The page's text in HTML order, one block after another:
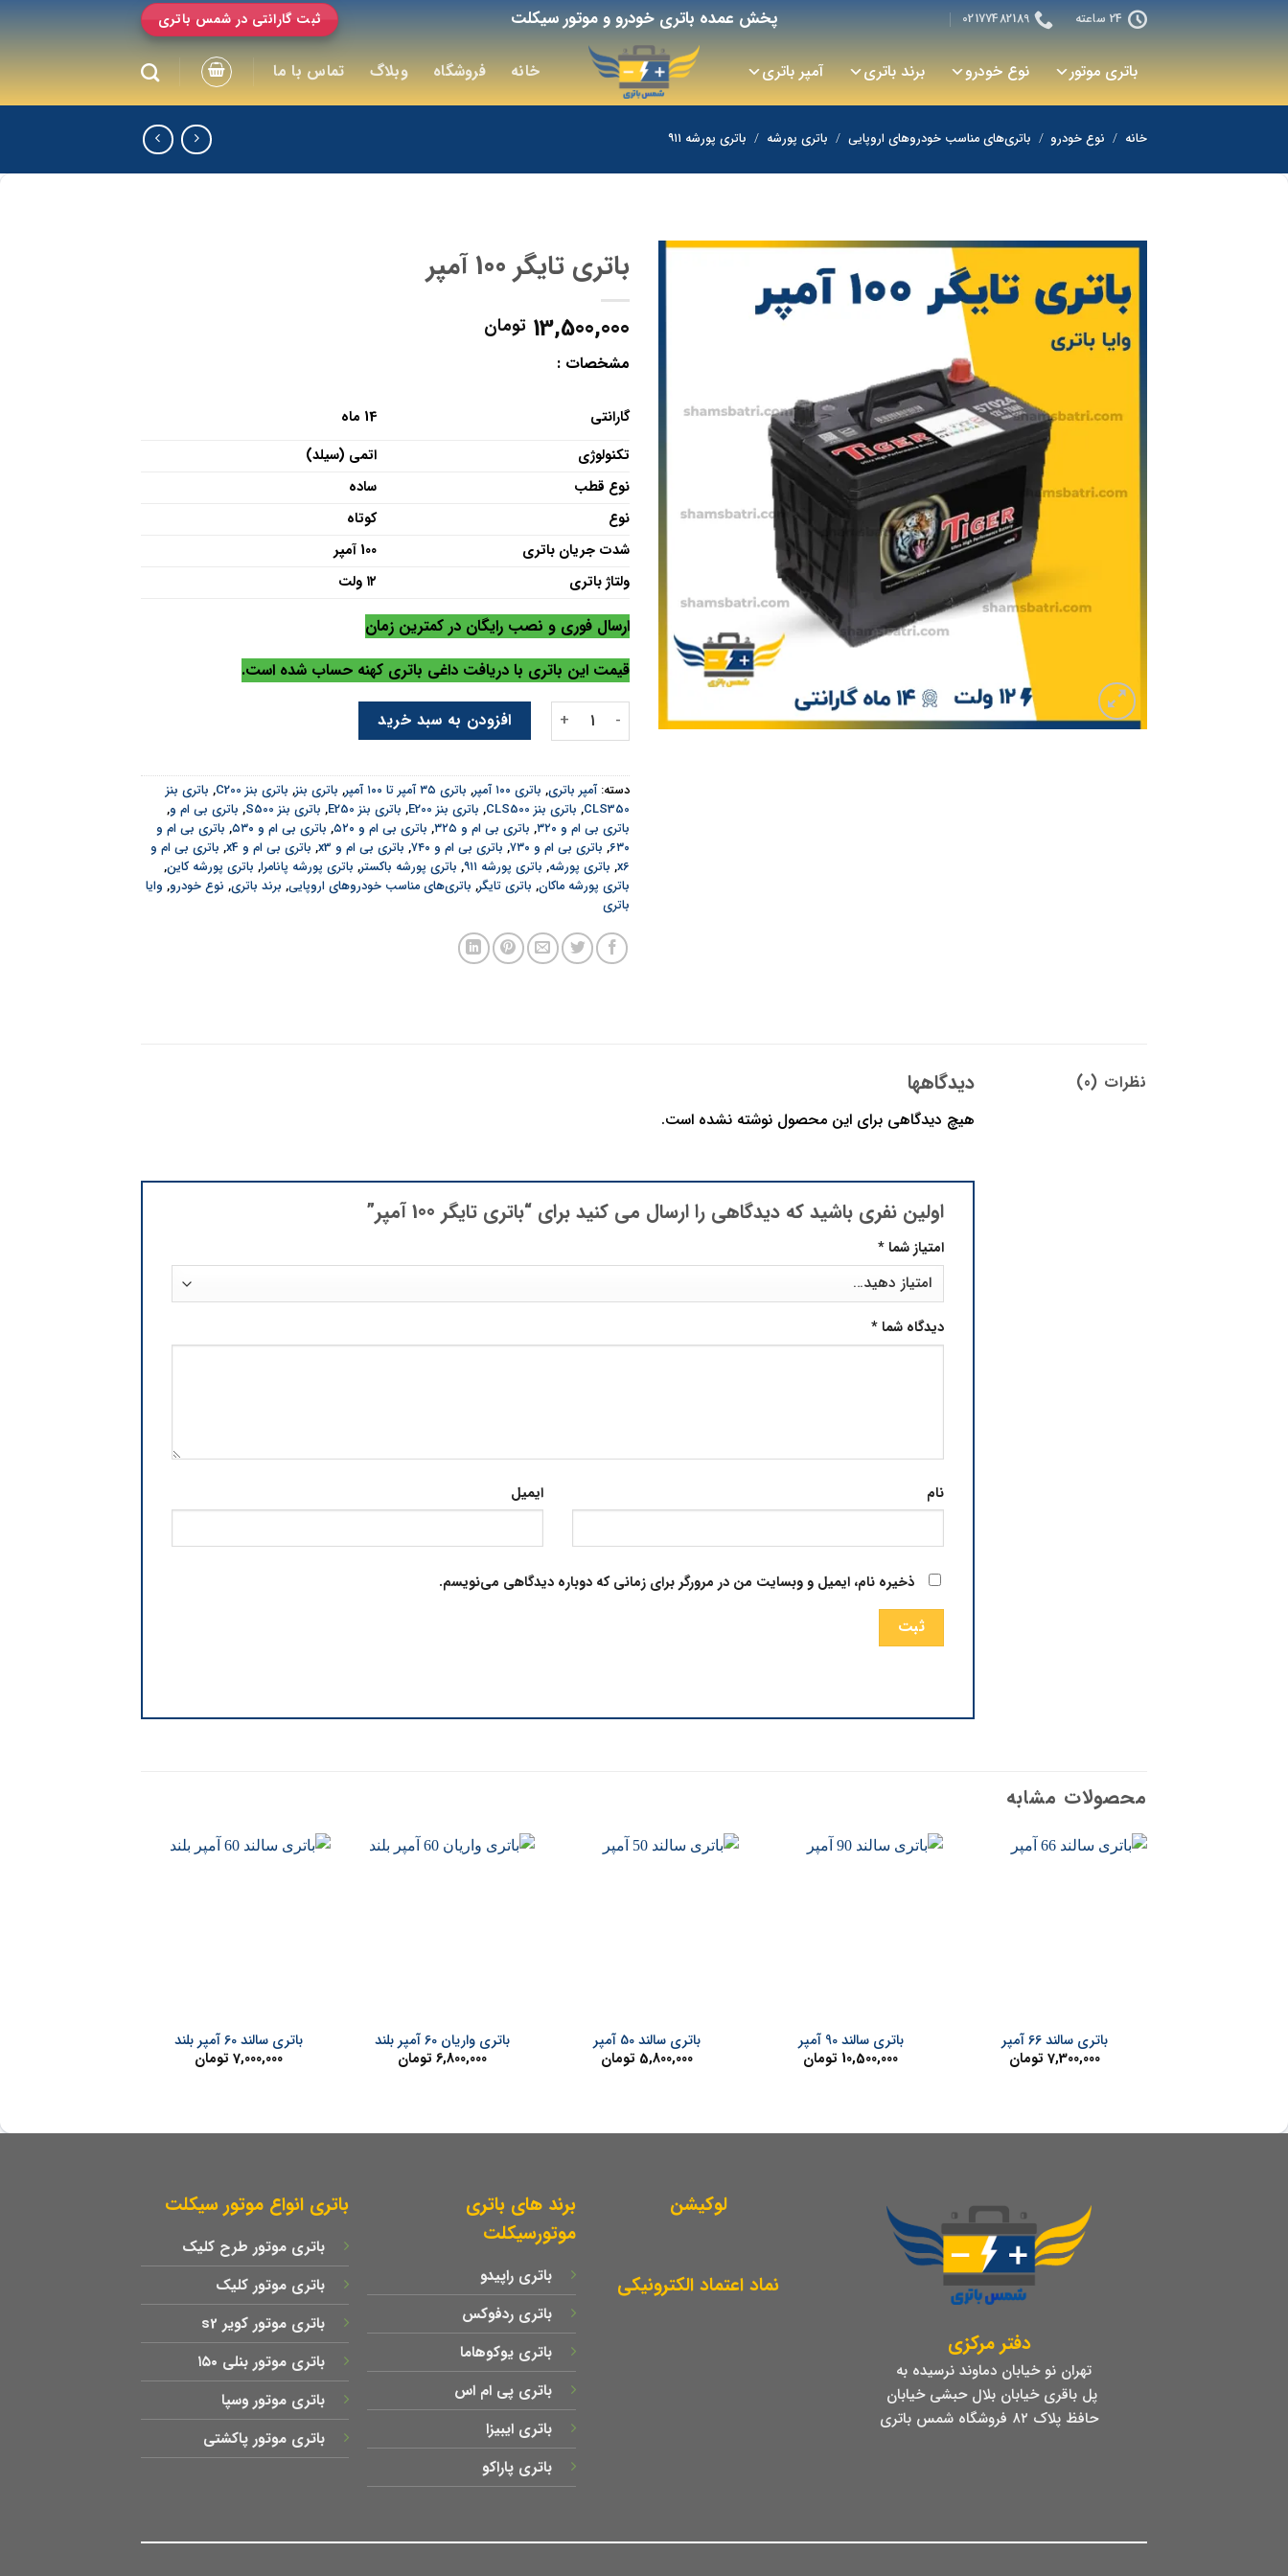
پرش
به
محتوا
24 ساعته 02177482189 پخش عمده باتری خودرو و موتور سیکلت ثبت گارانتی در شمس باتری
باتری موتور نوع خودرو برند باتری آمپر باتری خانه فروشگاه وبلاگ تماس با ما
خانه / نوع خودرو / باتری‌های مناسب خودروهای اروپایی / باتری پورشه / باتری پورشه ۹۱۱
باتری تایگر 100 آمپر
13,500,000 تومان
مشخصات :
گارانتی
14 ماه
تکنولوژی
اتمی (سیلد)
نوع قطب
ساده
نوع
کوتاه
شدت جریان باتری
100 آمپر
ولتاژ باتری
۱۲ ولت
ارسال فوری و نصب رایگان در کمترین زمان
قیمت این باتری با دریافت داغی باتری کهنه حساب شده است.
باتری تایگر 100 آمپر عدد افزودن به سبد خرید
دسته:آمپر باتری, باتری ۱۰۰ آمپر , باتری ۳۵ آمپر تا ۱۰۰ آمپر , باتری بنز, باتری بنز C200 , باتری بنز
CLS350
, باتری بنز CLS500 , باتری بنز E200 , باتری بنز E250 , باتری بنز S500 , باتری بی ام و,
باتری بی ام و ۳۲۰
, باتری بی ام و ۳۲۵ , باتری بی ام و ۵۲۰ , باتری بی ام و ۵۳۰ , باتری بی ام و
۶۳۰, باتری بی ام و ۷۳۰ , باتری بی ام و ۷۴۰ , باتری بی ام و x3 , باتری بی ام و x4 , باتری بی ام و
x6
, باتری پورشه, باتری پورشه ۹۱۱ , باتری پورشه باکستر, باتری پورشه پانامرا, باتری پورشه کاین,
باتری پورشه ماکان, باتری تایگر, باتری‌های مناسب خودروهای اروپایی, برند باتری, نوع خودرو, وایا
باتری
نظرات (0) دیدگاهها
هیچ دیدگاهی برای این محصول نوشته نشده است.
اولین نفری باشید که دیدگاهی را ارسال می کنید برای “باتری تایگر 100 آمپر”
امتیاز شما*
دیدگاه شما*
نام ایمیل
ذخیره نام، ایمیل و وبسایت من در مرورگر برای زمانی که دوباره دیدگاهی می‌نویسم.
محصولات مشابه
باتری سالند 66 آمپر
7,300,000 تومان
باتری سالند 90 آمپر
10,500,000 تومان
باتری سالند 50 آمپر
5,800,000 تومان
باتری واریان 60 آمپر بلند
6,800,000 تومان
باتری سالند 60 آمپر بلند
7,000,000 تومان
دفتر مرکزی
تهران نو خیابان دماوند نرسیده به
پل باقری خیابان بلال حبشی خیابان
حافظ پلاک ۸۲ فروشگاه شمس باتری
لوکیشن
نماد اعتماد الکترونیکی
برند های باتری
موتورسیکلت
باتری راپیدو
باتری ردفوکس
باتری یوکوهاما
باتری پی ام اس
باتری ایبیزا
باتری پاراکو
باتری انواع موتور سیکلت
باتری موتور طرح کلیک
باتری موتور کلیک
باتری موتور کویر s2
باتری موتور بنلی ۱۵۰
باتری موتور وسپا
باتری موتور پاکشتی